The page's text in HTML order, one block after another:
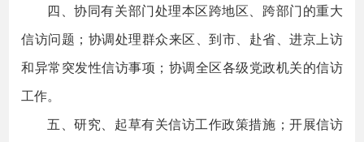
四、协同有关部门处理本区跨地区、跨部门的重大
信访问题；协调处理群众来区、到市、赴省、进京上访
和异常突发性信访事项；协调全区各级党政机关的信访
工作。
五、研究、起草有关信访工作政策措施；开展信访